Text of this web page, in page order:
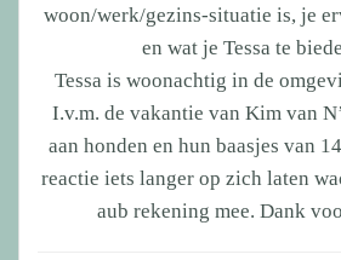
woon/werk/gezins-situatie is, je
en wat je Tessa te
Tessa is woonachtig in de
I.v.m. de vakantie van Kim van
aan honden en hun baasjes van
reactie iets langer op zich laten
aub rekening mee. Dank